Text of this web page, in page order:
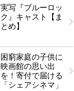
実写『ブルーロッ
ク』キャスト【ま
とめ】
困窮家庭の子供に
映画館の思い出
を！寄付で届ける
「シェアシネマ」